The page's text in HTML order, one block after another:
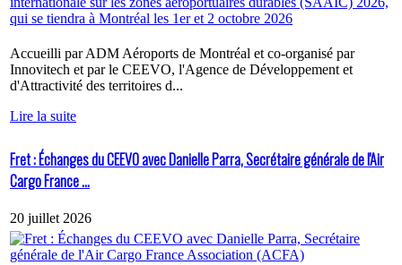
Accueilli par ADM Aéroports de Montréal et co-organisé par
Innovitech et par le CEEVO, l'Agence de Développement et
d'Attractivité des territoires d...
Lire la suite
Fret : Échanges du CEEVO avec Danielle Parra, Secrétaire générale de l'Air
Cargo France ...
20 juillet 2026